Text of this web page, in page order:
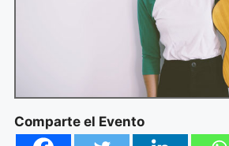
Comparte el Evento